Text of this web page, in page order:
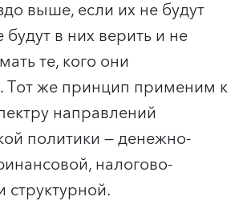
выше, если их не будут
в них верить и не
те, кого они
Тот же принцип применим к
направлений
политики — денежно-
налогово-